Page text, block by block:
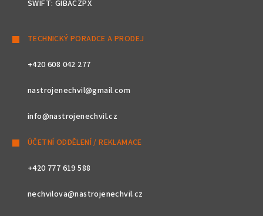
SWIFT: GIBACZPX
TECHNICKÝ PORADCE A PRODEJ
+420 608 042 277
nastrojenechvil@gmail.com
info@nastrojenechvil.cz
ÚČETNÍ ODDĚLENÍ / REKLAMACE
+420 777 619 588
nechvilova@nastrojenechvil.cz